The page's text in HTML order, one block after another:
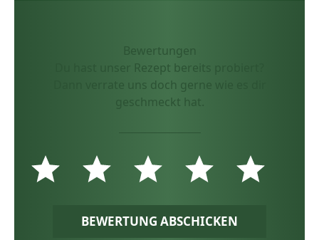
Bewertungen
Du hast unser Rezept bereits probiert?
Dann verrate uns doch gerne wie es dir
geschmeckt hat.
BEWERTUNG ABSCHICKEN